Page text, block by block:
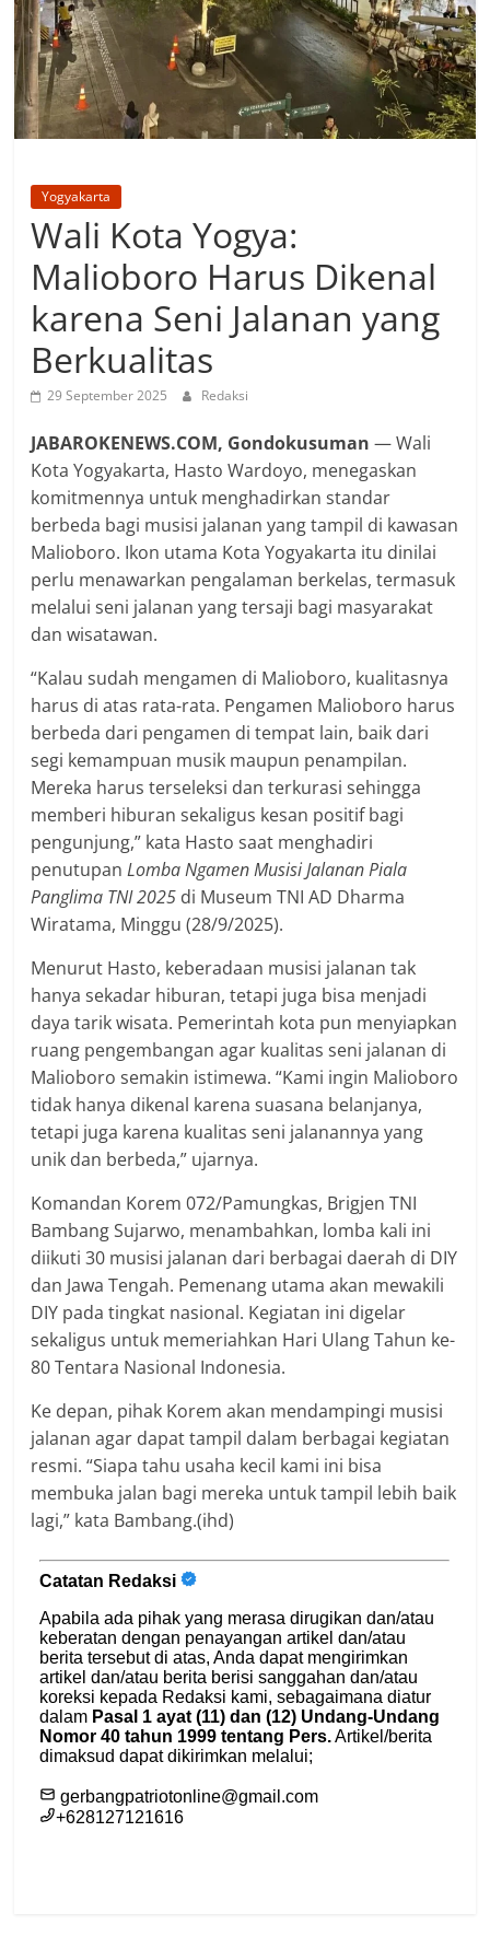
Yogyakarta
Wali Kota Yogya:
Malioboro Harus Dikenal
karena Seni Jalanan yang
Berkualitas
29 September 2025 Redaksi
JABAROKENEWS.COM, Gondokusuman — Wali
Kota Yogyakarta, Hasto Wardoyo, menegaskan
komitmennya untuk menghadirkan standar
berbeda bagi musisi jalanan yang tampil di kawasan
Malioboro. Ikon utama Kota Yogyakarta itu dinilai
perlu menawarkan pengalaman berkelas, termasuk
melalui seni jalanan yang tersaji bagi masyarakat
dan wisatawan.
“Kalau sudah mengamen di Malioboro, kualitasnya
harus di atas rata-rata. Pengamen Malioboro harus
berbeda dari pengamen di tempat lain, baik dari
segi kemampuan musik maupun penampilan.
Mereka harus terseleksi dan terkurasi sehingga
memberi hiburan sekaligus kesan positif bagi
pengunjung,” kata Hasto saat menghadiri
penutupanLomba Ngamen Musisi Jalanan Piala
Panglima TNI 2025 di Museum TNI AD Dharma
Wiratama, Minggu (28/9/2025).
Menurut Hasto, keberadaan musisi jalanan tak
hanya sekadar hiburan, tetapi juga bisa menjadi
daya tarik wisata. Pemerintah kota pun menyiapkan
ruang pengembangan agar kualitas seni jalanan di
Malioboro semakin istimewa. “Kami ingin Malioboro
tidak hanya dikenal karena suasana belanjanya,
tetapi juga karena kualitas seni jalanannya yang
unik dan berbeda,” ujarnya.
Komandan Korem 072/Pamungkas, Brigjen TNI
Bambang Sujarwo, menambahkan, lomba kali ini
diikuti 30 musisi jalanan dari berbagai daerah di DIY
dan Jawa Tengah. Pemenang utama akan mewakili
DIY pada tingkat nasional. Kegiatan ini digelar
sekaligus untuk memeriahkan Hari Ulang Tahun ke-
80 Tentara Nasional Indonesia.
Ke depan, pihak Korem akan mendampingi musisi
jalanan agar dapat tampil dalam berbagai kegiatan
resmi. “Siapa tahu usaha kecil kami ini bisa
membuka jalan bagi mereka untuk tampil lebih baik
lagi,” kata Bambang.(ihd)